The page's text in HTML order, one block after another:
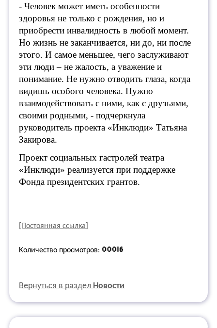
- Человек может иметь особенности
здоровья не только с рождения, но и
приобрести инвалидность в любой момент.
Но жизнь не заканчивается, ни до, ни после
этого. И самое меньшее, чего заслуживают
эти люди – не жалость, а уважение и
понимание. Не нужно отводить глаза, когда
видишь особого человека. Нужно
взаимодействовать с ними, как с друзьями,
своими родными, - подчеркнула
руководитель проекта «Инклюди» Татьяна
Закирова.
Проект социальных гастролей театра
«Инклюди» реализуется при поддержке
Фонда президентских грантов.
[Постоянная ссылка]
Количество просмотров:
Вернуться в раздел Новости